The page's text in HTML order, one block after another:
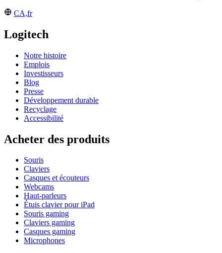
CA,fr
Logitech
Notre histoire
Emplois
Investisseurs
Blog
Presse
Développement durable
Recyclage
Accessibilité
Acheter des produits
Souris
Claviers
Casques et écouteurs
Webcams
Haut-parleurs
Étuis clavier pour iPad
Souris gaming
Claviers gaming
Casques gaming
Microphones